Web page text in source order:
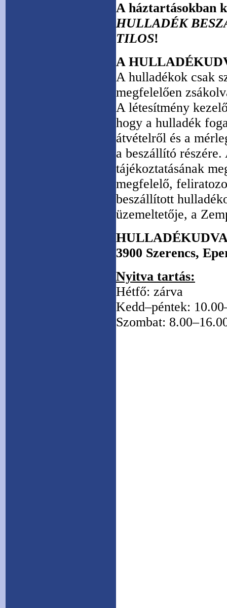
A háztartásokban
HULLADÉK
TILOS!
A
A hulladékok csak
megfelelően
A létesítmény
hogy a hulladék
átvételről és a
a beszállító
tájékoztatásának
megfelelő,
beszállított
üzemeltetője, a
3900 Szerencs,
Nyitva tartás:
Hétfő: zárva
Kedd–péntek:
Szombat: